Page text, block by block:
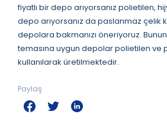
fiyatlı bir depo arıyorsanız polietilen,
depo arıyorsanız da paslanmaz çelik
depolara bakmanızı öneriyoruz.
temasına uygun depolar polietilen ve
kullanılarak üretilmektedir.
Paylaş